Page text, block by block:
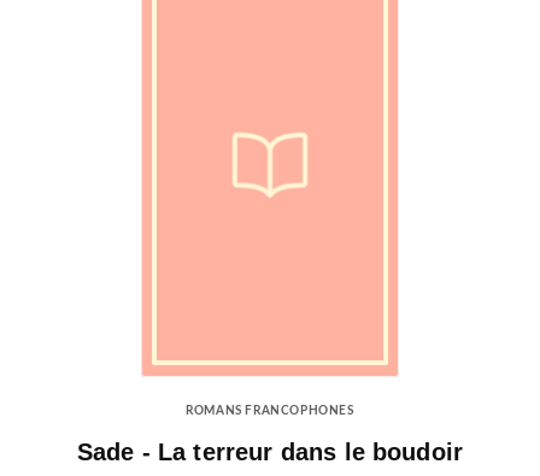
ROMANS FRANCOPHONES
Sade - La terreur dans le boudoir